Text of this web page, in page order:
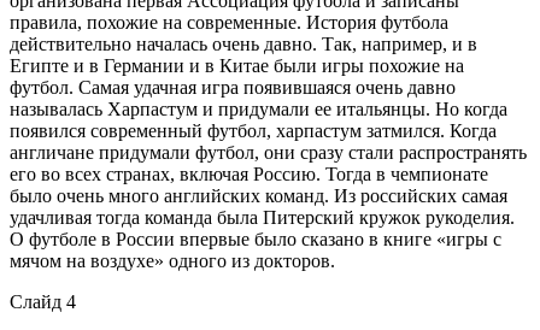
правила, похожие на современные. История футбола
действительно началась очень давно. Так, например, и в
Египте и в Германии и в Китае были игры похожие на
футбол. Самая удачная игра появившаяся очень давно
называлась Харпастум и придумали ее итальянцы. Но когда
появился современный футбол, харпастум затмился. Когда
англичане придумали футбол, они сразу стали распространять
его во всех странах, включая Россию. Тогда в чемпионате
было очень много английских команд. Из российских самая
удачливая тогда команда была Питерский кружок рукоделия.
О футболе в России впервые было сказано в книге «игры с
мячом на воздухе» одного из докторов.
Слайд 4